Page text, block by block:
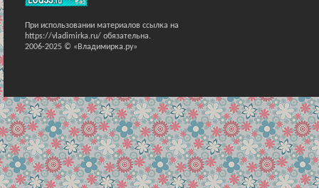
При использовании материалов ссылка на
https://vladimirka.ru/ обязательна.
2006-2025 © «Владимирка.ру»